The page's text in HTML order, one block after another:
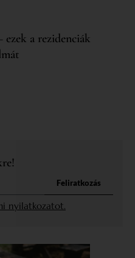
a rezidenciák
nyilatkozatot.
Feliratkozás